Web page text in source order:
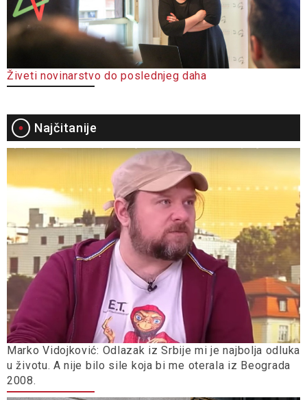
Živeti novinarstvo do poslednjeg daha
Najčitanije
Marko Vidojković: Odlazak iz Srbije mi je najbolja odluka
u životu. A nije bilo sile koja bi me oterala iz Beograda
2008.